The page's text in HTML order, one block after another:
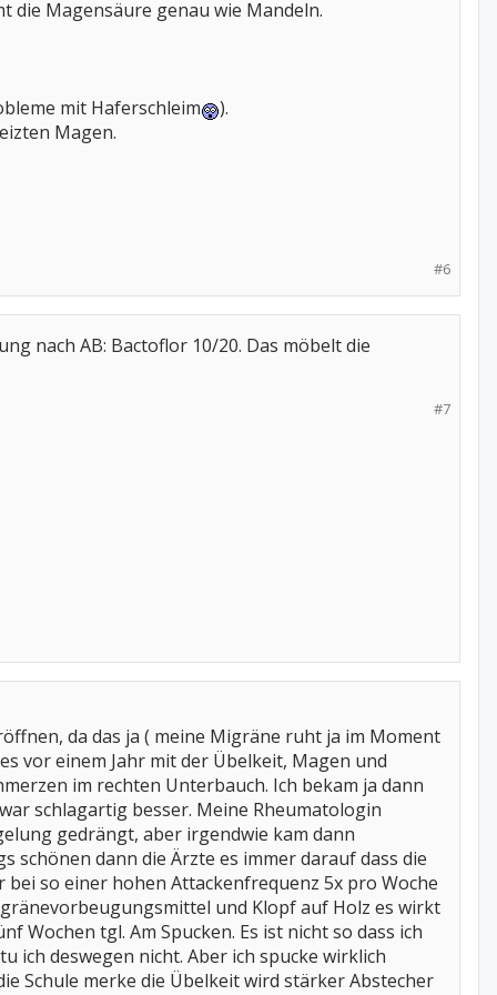
die Magensäure genau wie Mandeln.
mit Haferschleim
).
Magen.
#6
nach AB: Bactoflor 10/20. Das möbelt die
#7
da das ja ( meine Migräne ruht ja im Moment
vor einem Jahr mit der Übelkeit, Magen und
im rechten Unterbauch. Ich bekam ja dann
schlagartig besser. Meine Rheumatologin
gedrängt, aber irgendwie kam dann
schönen dann die Ärzte es immer darauf dass die
so einer hohen Attackenfrequenz 5x pro Woche
und Klopf auf Holz es wirkt
Wochen tgl. Am Spucken. Es ist nicht so dass ich
ich deswegen nicht. Aber ich spucke wirklich
Schule merke die Übelkeit wird stärker Abstecher